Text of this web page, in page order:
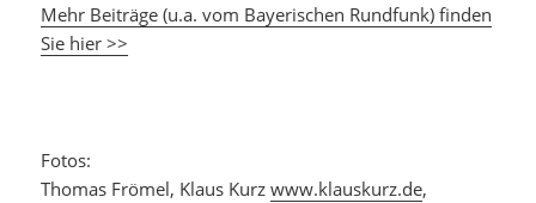
Mehr Beiträge (u.a. vom Bayerischen Rundfunk) finden
Sie hier >>
Fotos:
Thomas Frömel, Klaus Kurzwww.klauskurz.de,